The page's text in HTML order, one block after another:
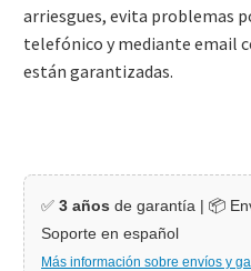
arriesgues, evita problemas
telefónico y mediante email
están garantizadas.
✅ 3 años de garantía | 📦
Soporte en español
Más información sobre envíos y